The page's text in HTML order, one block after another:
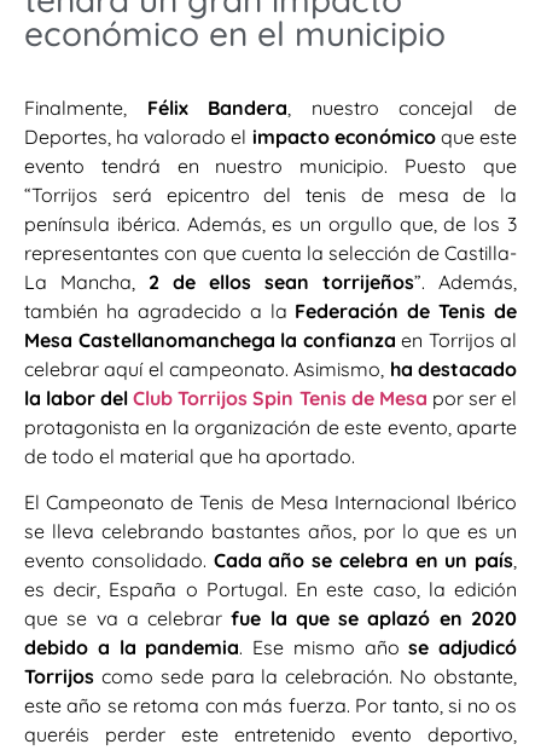
económico en el municipio
Finalmente, Félix Bandera , nuestro concejal de
Deportes, ha valorado el impacto económicoque este
evento tendrá en nuestro municipio. Puesto que
“Torrijos será epicentro del tenis de mesa de la
península ibérica. Además, es un orgullo que, de los 3
representantes con que cuenta la selección de Castilla-
La Mancha, 2 de ellos sean torrijeños”. Además,
también ha agradecido a la Federación de Tenis de
Mesa Castellanomanchega la confianza en Torrijos al
celebrar aquí el campeonato. Asimismo, ha destacado
la labor delClub Torrijos Spin Tenis de Mesa por ser el
protagonista en la organización de este evento, aparte
de todo el material que ha aportado.
El Campeonato de Tenis de Mesa Internacional Ibérico
se lleva celebrando bastantes años, por lo que es un
evento consolidado. Cada año se celebra en un país,
es decir, España o Portugal. En este caso, la edición
que se va a celebrarfue la que se aplazó en 2020
debido a la pandemia. Ese mismo añose adjudicó
Torrijos como sede para la celebración. No obstante,
este año se retoma con más fuerza. Por tanto, si no os
queréis perder este entretenido evento deportivo,